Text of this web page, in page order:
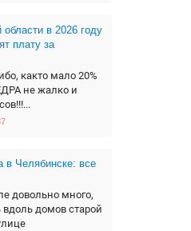
в 2026 году
плату за
както мало 20%
не жалко и
в Челябинске: все
довольно много,
домов старой